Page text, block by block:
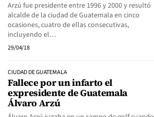
Arzú fue presidente entre 1996 y 2000 y resultó
alcalde de la ciudad de Guatemala en cinco
ocasiones, cuatro de ellas consecutivas,
incluyendo el…
29/04/18
CIUDAD DE GUATEMALA
Fallece por un infarto el
expresidente de Guatemala
Álvaro Arzú